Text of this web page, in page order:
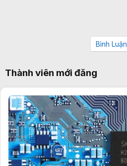
Bình Luận
Thành viên mới đăng